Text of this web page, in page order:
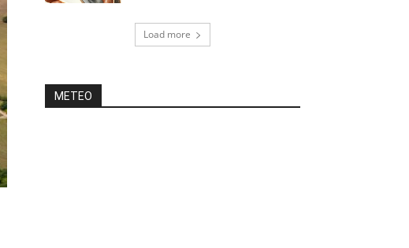
Load more
METEO